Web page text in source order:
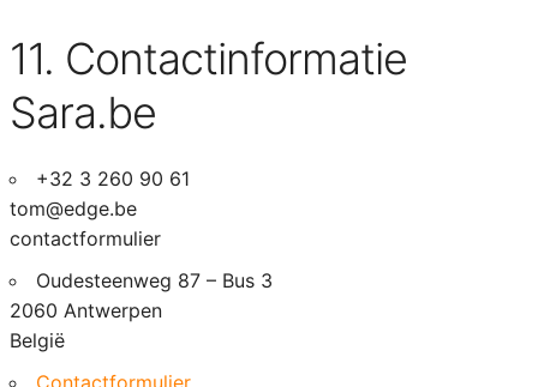
11. Contactinformatie
Sara.be
+32 3 260 90 61
tom@edge.be
contactformulier
Oudesteenweg 87 – Bus 3
2060 Antwerpen
België
Contactformulier